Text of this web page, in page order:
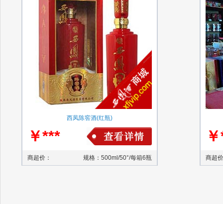
西凤陈窖酒(红瓶)
￥***
商超价： 规格：500ml/50°/每箱6瓶 商超